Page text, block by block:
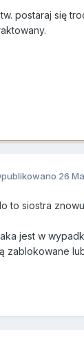
postaraj się
26
to siostra
jest w
zablokowane